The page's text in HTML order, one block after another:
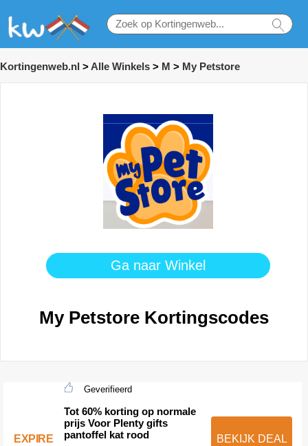
Kortingenweb.nl > Alle Winkels > M > My Petstore
Ga naar Winkel
My Petstore Kortingscodes
EXPIRE
Geverifieerd
Tot 60% korting op normale
prijs Voor Plenty gifts
pantoffel kat rood
BEKIJK DEAL